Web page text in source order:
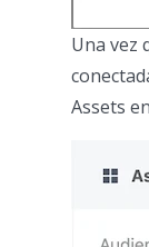
Una vez
Assets